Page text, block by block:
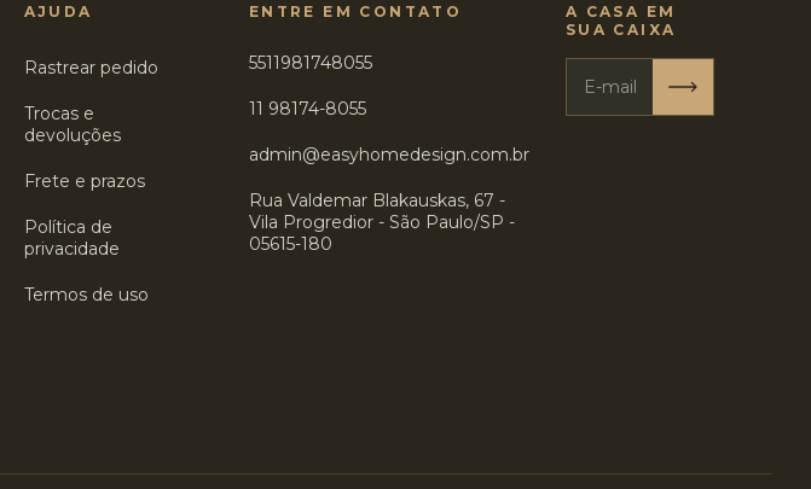
AJUDA
Rastrear pedido
Trocas e
devoluções
Frete e prazos
Política de
privacidade
Termos de uso
ENTRE EM CONTATO
5511981748055
11 98174-8055
admin@easyhomedesign.com.br
Rua Valdemar Blakauskas, 67 -
Vila Progredior - São Paulo/SP -
05615-180
A CASA EM
SUA CAIXA